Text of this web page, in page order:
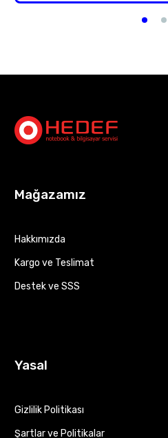
Mağazamız
Hakkımızda
Kargo ve Teslimat
Destek ve SSS
Yasal
Gizlilik Politikası
Şartlar ve Politikalar